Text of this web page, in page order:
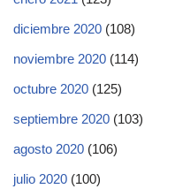
diciembre 2020 (108)
noviembre 2020 (114)
octubre 2020 (125)
septiembre 2020 (103)
agosto 2020 (106)
julio 2020 (100)